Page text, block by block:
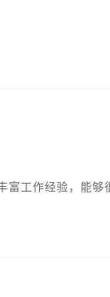
富工作经验，能